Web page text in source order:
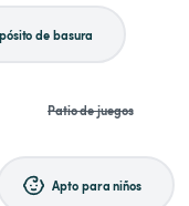
de basura
Patio de juegos
Apto para niños